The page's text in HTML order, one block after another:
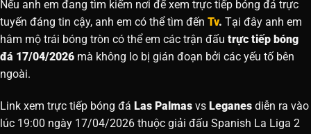
Nếu anh em đang tìm kiếm nơi để xem trực tiếp bóng đá trực
tuyến đáng tin cậy, anh em có thể tìm đến Tv. Tại đây anh em
hâm mộ trái bóng tròn có thể em các trận đấu trực tiếp bóng
đá 17/04/2026 mà không lo bị gián đoạn bởi các yếu tố bên
ngoài.
Link xem trực tiếp bóng đá Las Palmas vs Leganes diễn ra vào
lúc 19:00 ngày 17/04/2026 thuộc giải đấu Spanish La Liga 2